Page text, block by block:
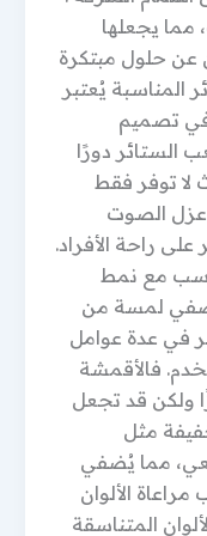
مما يجعلها
عن حلول مبتكرة
المناسبة يُعتبر
في تصميم
الستائر دورًا
لا توفر فقط
عزل الصوت
راحة الأفراد.
مع نمط
لمسة من
في عدة عوامل
فالأقمشة
ولكن قد تجعل
مثل
مما يُضفي
الألوان
المتناسقة